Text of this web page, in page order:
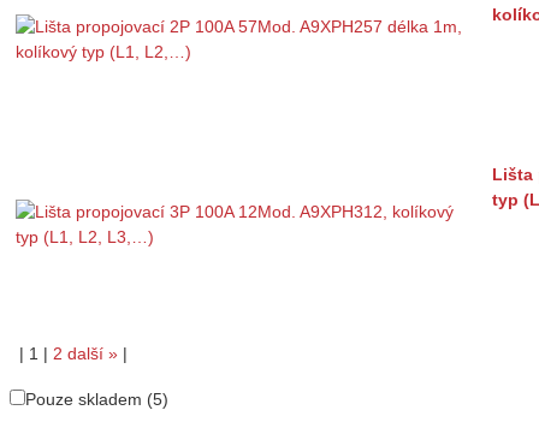
Lišta
typ
| 1 | 2 další » |
Pouze skladem (5)